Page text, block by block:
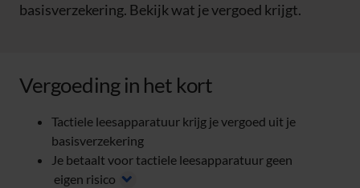
basisverzekering. Bekijk wat je vergoed krijgt.
Vergoeding in het kort
Tactiele leesapparatuur krijg je vergoed uit je
basisverzekering
Je betaalt voor tactiele leesapparatuur geen
eigen risico